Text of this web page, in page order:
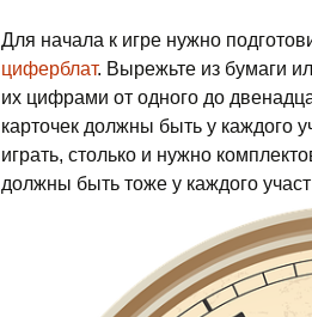
Для начала к игре нужно
циферблат. Вырежьте из бумаги
их цифрами от одного до
карточек должны быть у каждого
играть, столько и нужно
должны быть тоже у каждого